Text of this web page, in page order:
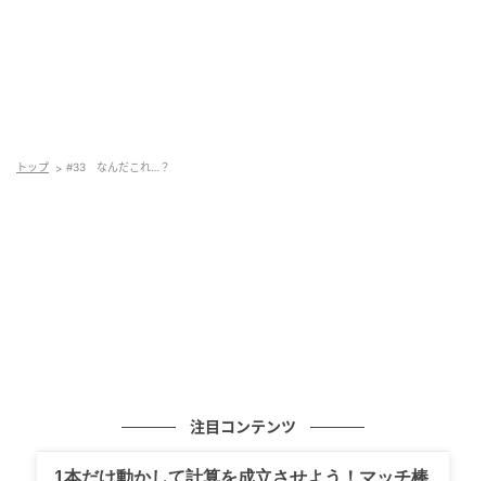
トップ #33 なんだこれ…？
注目コンテンツ
1本だけ動かして計算を成立させよう！マッチ棒